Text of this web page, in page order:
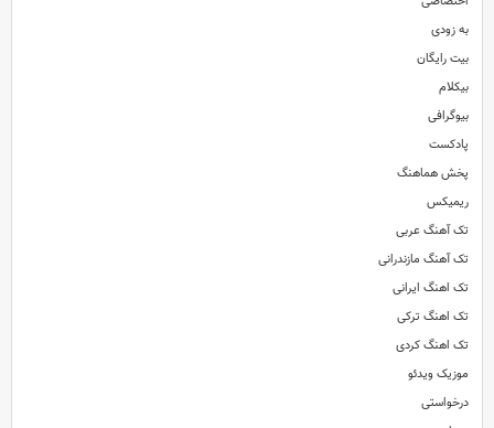
به زودی
بیت رایگان
بیکلام
بیوگرافی
پادکست
پخش هماهنگ
ریمیکس
تک آهنگ عربی
تک آهنگ مازندرانی
تک اهنگ ایرانی
تک اهنگ ترکی
تک اهنگ کردی
موزیک ویدئو
درخواستی